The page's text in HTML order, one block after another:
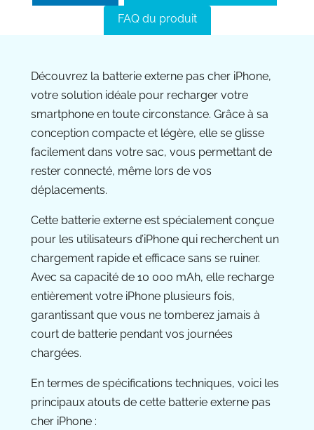
FAQ du produit
Découvrez la batterie externe pas cher iPhone,
votre solution idéale pour recharger votre
smartphone en toute circonstance. Grâce à sa
conception compacte et légère, elle se glisse
facilement dans votre sac, vous permettant de
rester connecté, même lors de vos
déplacements.
Cette batterie externe est spécialement conçue
pour les utilisateurs d’iPhone qui recherchent un
chargement rapide et efficace sans se ruiner.
Avec sa capacité de 10 000 mAh, elle recharge
entièrement votre iPhone plusieurs fois,
garantissant que vous ne tomberez jamais à
court de batterie pendant vos journées
chargées.
En termes de spécifications techniques, voici les
principaux atouts de cette batterie externe pas
cher iPhone :